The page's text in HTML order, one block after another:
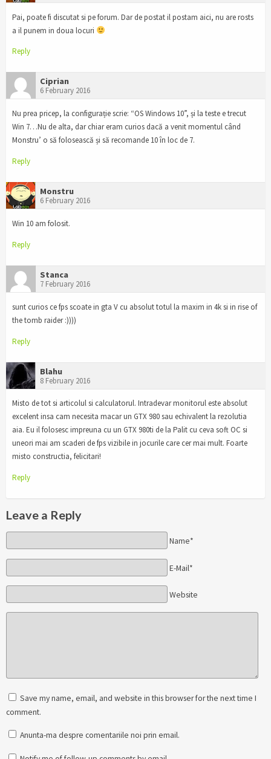
Pai, poate fi discutat si pe forum. Dar de postat il postam aici, nu are rosts
a il punem in doua locuri
Reply
Ciprian
6 February 2016
Nu prea pricep, la configurație scrie: “OS Windows 10”, și la teste e trecut
Win 7…Nu de alta, dar chiar eram curios dacă a venit momentul când
Monstru’ o să folosească și să recomande 10 în loc de 7.
Reply
Monstru
6 February 2016
Win 10 am folosit.
Reply
Stanca
7 February 2016
sunt curios ce fps scoate in gta V cu absolut totul la maxim in 4k si in rise of
the tomb raider :))))
Reply
Blahu
8 February 2016
Misto de tot si articolul si calculatorul. Intradevar monitorul este absolut
excelent insa cam necesita macar un GTX 980 sau echivalent la rezolutia
aia. Eu il folosesc impreuna cu un GTX 980ti de la Palit cu ceva soft OC si
uneori mai am scaderi de fps vizibile in jocurile care cer mai mult. Foarte
misto constructia, felicitari!
Reply
Leave a Reply
Name*
E-Mail*
Website
Save my name, email, and website in this browser for the next time I
comment.
Anunta-ma despre comentariile noi prin email.